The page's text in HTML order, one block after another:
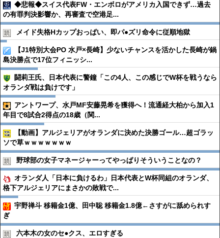
◆悲報◆スイス代表FW・エンボロがアメリカ入国できず…過去
の有罪判決影響か、再審査で空港足...
メイド失格Hカップおっぱい、即パ●︎ズリ命令に従順地獄
【J1特別大会PO 水戸×長崎】少ないチャンスを活かした長崎が鍋
島決勝点で17位フィニッシ...
闘莉王氏、日本代表に警鐘「この4人、この感じでW杯を戦うなら
オランダ戦は負けです」
アントワープ、水戸MF安藤晃希を獲得へ！流通経大柏から加入1
年目で8試合2得点の18歳（関...
【動画】アルジェリアがオランダに決めた決勝ゴール…超ゴラッ
ソで草ｗｗｗｗｗｗｗ
野球部の女子マネージャーってやっぱりそういうことなの？
オランダ人「日本に負けるわ」日本代表とW杯同組のオランダ、
格下アルジェリアにまさかの敗戦で...
宇野禅斗 移籍金1億、田中聡 移籍金1.8億←さすがに舐められす
ぎ
六本木の女のセ●︎クス、エロすぎる